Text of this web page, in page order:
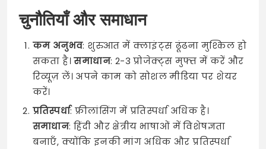
चुनौतियाँ और समाधान
कम अनुभव: शुरुआत में क्लाइंट्स ढूंढना मुश्किल हो
सकता है।समाधान: 2-3 प्रोजेक्ट्स मुफ्त में करें और
रिव्यूज़ लें। अपने काम को सोशल मीडिया पर शेयर
करें।
प्रतिस्पर्धा: फ्रीलांसिंग में प्रतिस्पर्धा अधिक है।
समाधान: हिंदी और क्षेत्रीय भाषाओं में विशेषज्ञता
बनाएँ, क्योंकि इनकी मांग अधिक और प्रतिस्पर्धा